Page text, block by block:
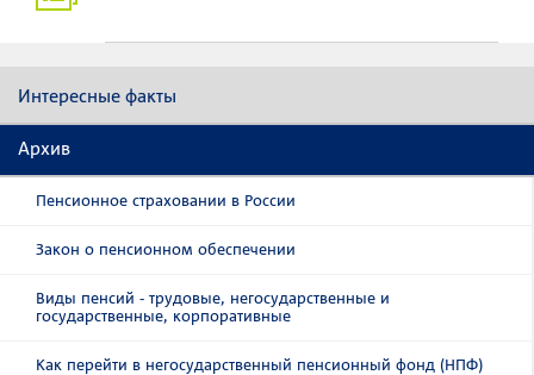
Интересные факты
Архив
Пенсионное страховании в России
Закон о пенсионном обеспечении
Виды пенсий - трудовые, негосударственные и
государственные, корпоративные
Как перейти в негосударственный пенсионный фонд (НПФ)